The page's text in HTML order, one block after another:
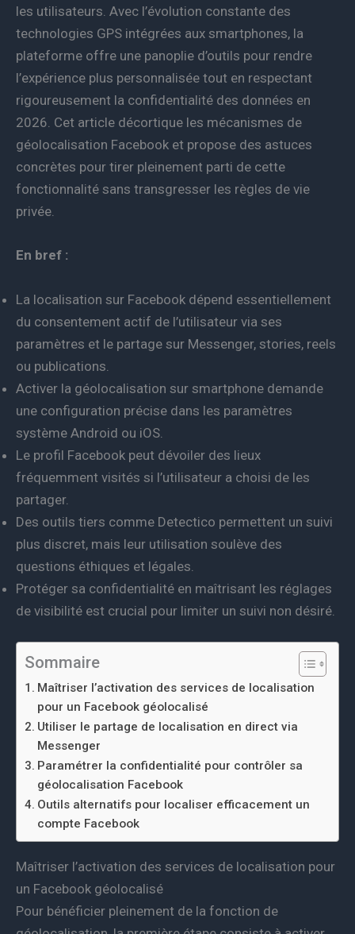
les utilisateurs. Avec l’évolution constante des
technologies GPS intégrées aux smartphones, la
plateforme offre une panoplie d’outils pour rendre
l’expérience plus personnalisée tout en respectant
rigoureusement la confidentialité des données en
2026. Cet article décortique les mécanismes de
géolocalisation Facebook et propose des astuces
concrètes pour tirer pleinement parti de cette
fonctionnalité sans transgresser les règles de vie
privée.
En bref :
La localisation sur Facebook dépend essentiellement
du consentement actif de l’utilisateur via ses
paramètres et le partage sur Messenger, stories, reels
ou publications.
Activer la géolocalisation sur smartphone demande
une configuration précise dans les paramètres
système Android ou iOS.
Le profil Facebook peut dévoiler des lieux
fréquemment visités si l’utilisateur a choisi de les
partager.
Des outils tiers comme Detectico permettent un suivi
plus discret, mais leur utilisation soulève des
questions éthiques et légales.
Protéger sa confidentialité en maîtrisant les réglages
de visibilité est crucial pour limiter un suivi non désiré.
Sommaire
Maîtriser l’activation des services de localisation
pour un Facebook géolocalisé
Utiliser le partage de localisation en direct via
Messenger
Paramétrer la confidentialité pour contrôler sa
géolocalisation Facebook
Outils alternatifs pour localiser efficacement un
compte Facebook
Maîtriser l’activation des services de localisation pour
un Facebook géolocalisé
Pour bénéficier pleinement de la fonction de